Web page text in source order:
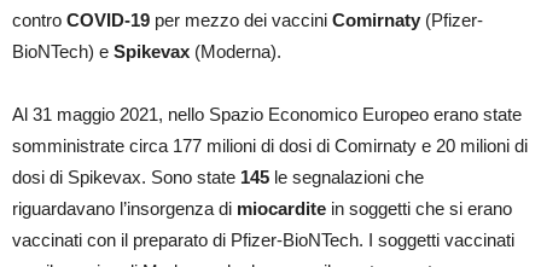
contro COVID-19 per mezzo dei vaccini Comirnaty (Pfizer-
BioNTech) e Spikevax (Moderna).
Al 31 maggio 2021, nello Spazio Economico Europeo erano state
somministrate circa 177 milioni di dosi di Comirnaty e 20 milioni di
dosi di Spikevax. Sono state 145 le segnalazioni che
riguardavano l’insorgenza di miocardite in soggetti che si erano
vaccinati con il preparato di Pfizer-BioNTech. I soggetti vaccinati